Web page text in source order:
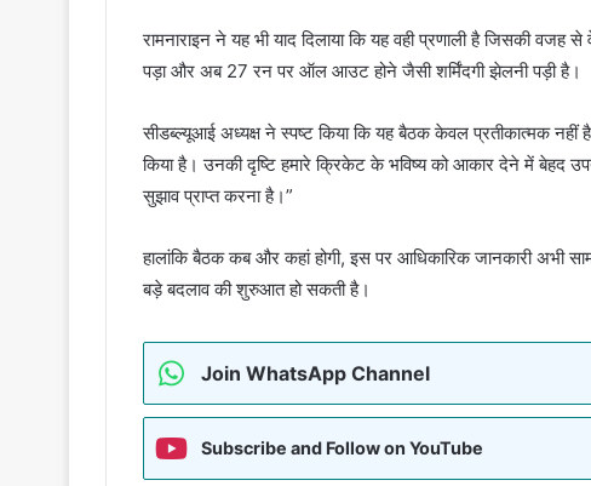
रामनाराइन ने यह भी याद दिलाया कि यह वही प्रणाली है जिसकी
पड़ा और अब 27 रन पर ऑल आउट होने जैसी शर्मिंदगी झेलनी पड़ी है।
सीडब्ल्यूआई अध्यक्ष ने स्पष्ट किया कि यह बैठक केवल प्रतीकात्मक नहीं
किया है। उनकी दृष्टि हमारे क्रिकेट के भविष्य को आकार देने में बेहद
सुझाव प्राप्त करना है।”
हालांकि बैठक कब और कहां होगी, इस पर आधिकारिक जानकारी अभी
बड़े बदलाव की शुरुआत हो सकती है।
Join WhatsApp Channel
Subscribe and Follow on YouTube